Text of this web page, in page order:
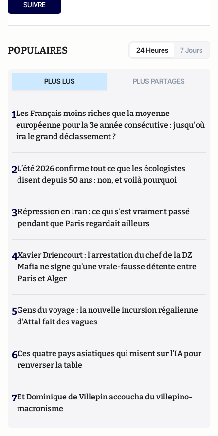
SUIVRE
POPULAIRES 24 Heures 7 Jours
PLUS LUS PLUS PARTAGES
1Les Français moins riches que la moyenne
européenne pour la 3e année consécutive : jusqu'où
ira le grand déclassement ?
2L’été 2026 confirme tout ce que les écologistes
disent depuis 50 ans : non, et voilà pourquoi
3Répression en Iran : ce qui s'est vraiment passé
pendant que Paris regardait ailleurs
4Xavier Driencourt : l’arrestation du chef de la DZ
Mafia ne signe qu’une vraie-fausse détente entre
Paris et Alger
5Gens du voyage : la nouvelle incursion régalienne
d'Attal fait des vagues
6Ces quatre pays asiatiques qui misent sur l’IA pour
renverser la table
7Et Dominique de Villepin accoucha du villepino-
macronisme